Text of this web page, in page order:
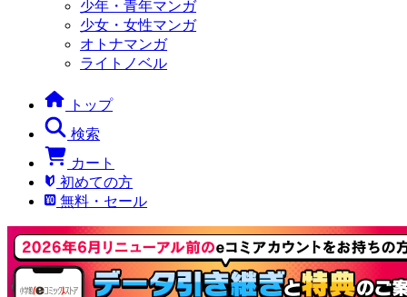
少年・青年マンガ
少女・女性マンガ
オトナマンガ
ライトノベル
トップ
検索
カート
初めての方
無料・セール